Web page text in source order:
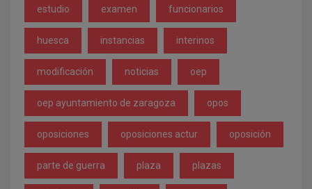
estudio examen funcionarios
huesca instancias interinos
modificación noticias oep
oep ayuntamiento de zaragoza opos
oposiciones oposiciones actur oposición
parte de guerra plaza plazas